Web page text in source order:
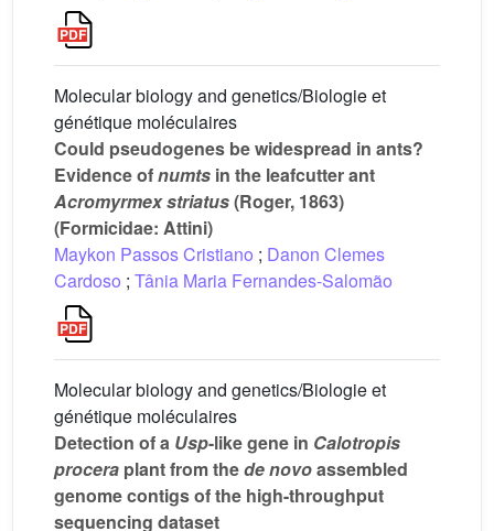
Molecular biology and genetics/Biologie et
génétique moléculaires
Could pseudogenes be widespread in ants?
Evidence ofnumts in the leafcutter ant
Acromyrmex striatus(Roger, 1863)
(Formicidae: Attini)
Maykon Passos Cristiano ; Danon Clemes
Cardoso ; Tânia Maria Fernandes-Salomão
Molecular biology and genetics/Biologie et
génétique moléculaires
Detection of a Usp-like gene in Calotropis
procera plant from thede novoassembled
genome contigs of the high-throughput
sequencing dataset